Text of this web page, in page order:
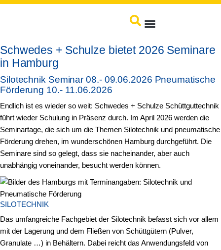
Schwedes + Schulze bietet 2026 Seminare
in Hamburg
Silotechnik Seminar 08.- 09.06.2026 Pneumatische
Förderung 10.- 11.06.2026
Endlich ist es wieder so weit: Schwedes + Schulze Schüttguttechnik
führt wieder Schulung in Präsenz durch. Im April 2026 werden die
Seminartage, die sich um die Themen Silotechnik und pneumatische
Förderung drehen, im wunderschönen Hamburg durchgeführt. Die
Seminare sind so gelegt, dass sie nacheinander, aber auch
unabhängig voneinander, besucht werden können.
SILOTECHNIK
Das umfangreiche Fachgebiet der Silotechnik befasst sich vor allem
mit der Lagerung und dem Fließen von Schüttgütern (Pulver,
Granulate …) in Behältern. Dabei reicht das Anwendungsfeld von